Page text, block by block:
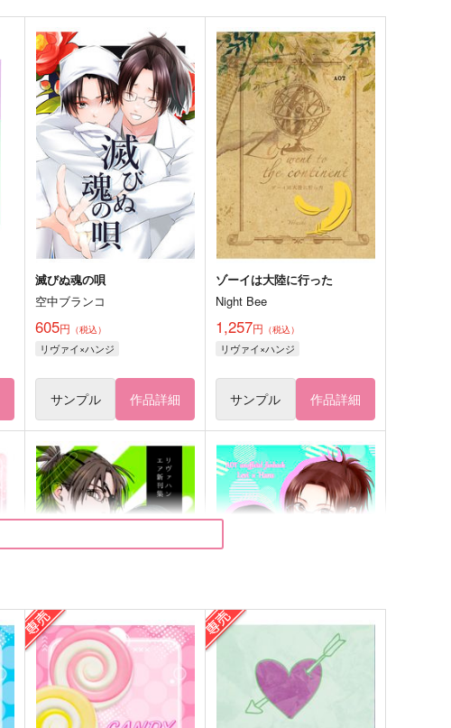
滅びぬ魂の唄
空中ブランコ
605円 （税込）
リヴァイ×ハンジ
サンプル 作品詳細
ゾーイは大陸に行った
Night Bee
1,257円 （税込）
リヴァイ×ハンジ
サンプル 作品詳細
リヴァハンエア新刊
集 Air - エア
Quick Charge
ワンオアエイト